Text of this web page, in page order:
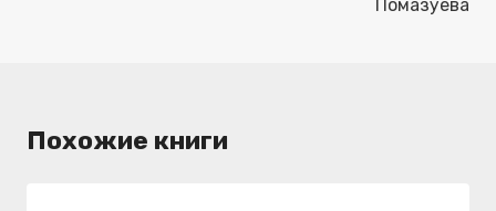
Помазуева
Похожие книги